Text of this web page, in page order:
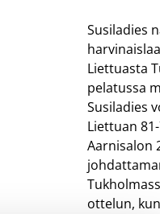
Susiladies
Liettuasta
pelatussa
Susiladies
Liettuan
Aarnisalon
ottelun,